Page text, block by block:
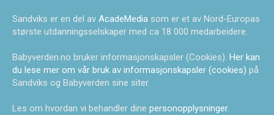
Sandviks er en del av AcadeMedia som er et av Nord-Europas
største utdanningsselskaper med ca 18 000 medarbeidere.
Babyverden.no bruker informasjonskapsler (Cookies). Her kan
du lese mer om vår bruk av informasjonskapsler (cookies) på
Sandviks og Babyverden sine siter.
Les om hvordan vi behandler dine personopplysninger.